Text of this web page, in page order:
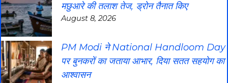
मछुआरे की तलाश तेज, ड्रोन तैनात किए
August 8, 2026
PM Modi ने National Handloom Day
पर बुनकरों का जताया आभार, दिया सतत सहयोग का
आश्वासन